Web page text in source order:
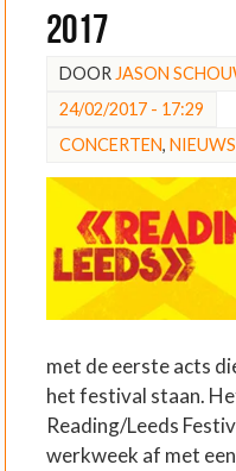
2017
DOOR JASON
24/02/2017 - 17:29
CONCERTEN, NIEUWS
met de eerste acts
het festival staan.
Reading/Leeds
werkweek af met